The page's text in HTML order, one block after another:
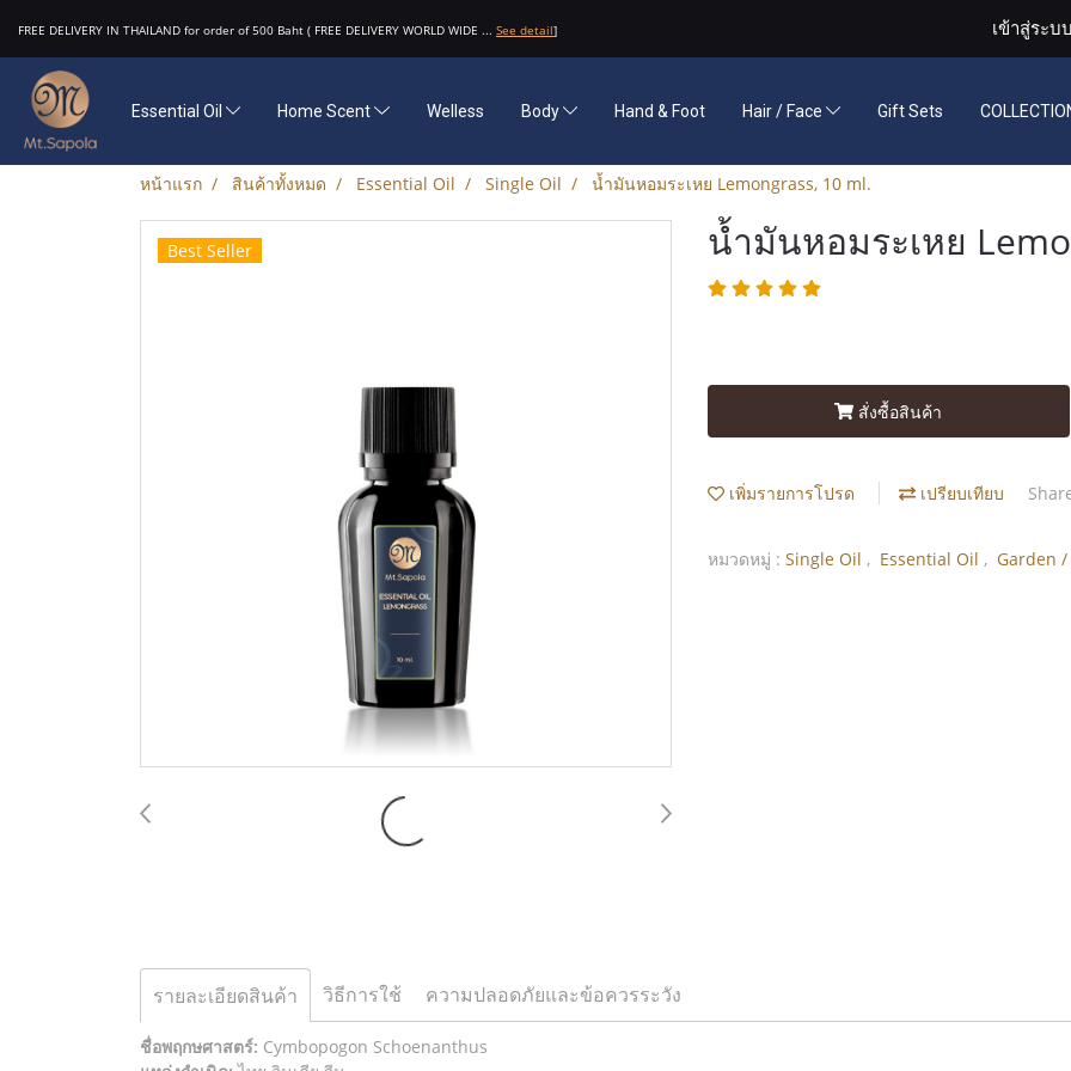
FREE DELIVERY IN THAILAND for order of 500 Baht ( FREE DELIVERY WORLD WIDE ... See detail] เข้าสู่ระบ
Essential Oil Home Scent Welless Body Hand & Foot Hair / Face Gift Sets
หน้าแรก สินค้าทั้งหมด Essential Oil Single Oil น้ำมันหอมระเหย Lemongrass, 10 ml.
Best Seller น้ำมันหอมระเหย
สั่งซื้อสินค้า
เพิ่มรายการโปรด เปรียบเทียบ
หมวดหมู่ : Single Oil , Essential Oil , Garden
รายละเอียดสินค้า วิธีการใช้ ความปลอดภัยและข้อควรระวัง
ชื่อพฤกษศาสตร์: Cymbopogon Schoenanthus